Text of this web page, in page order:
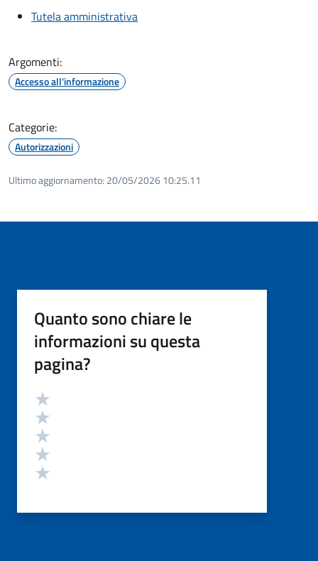
Tutela amministrativa
Argomenti:
Accesso all'informazione
Categorie:
Autorizzazioni
Ultimo aggiornamento: 20/05/2026 10:25.11
Quanto sono chiare le
informazioni su questa
pagina?
Valutazione